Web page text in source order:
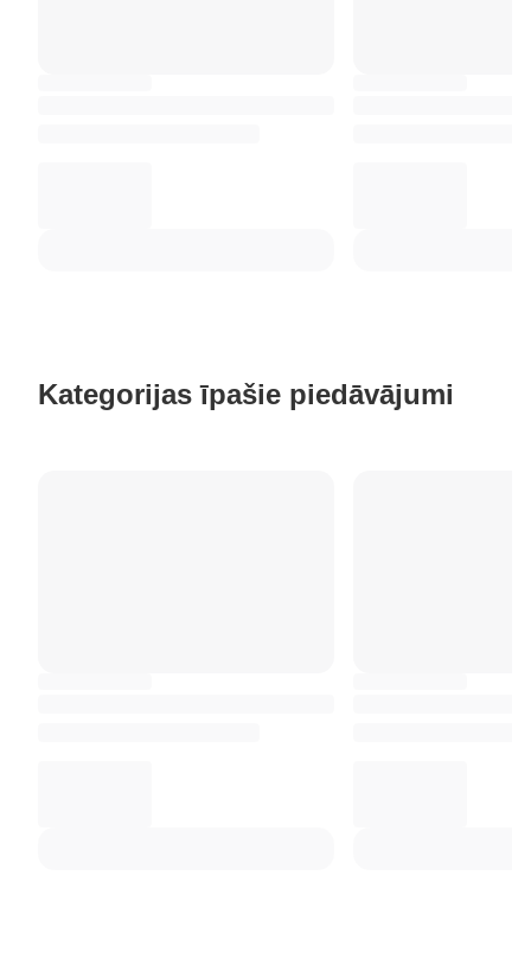
Kategorijas īpašie piedāvājumi